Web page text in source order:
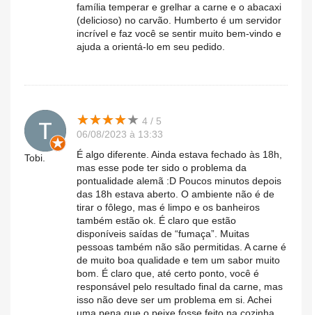
família temperar e grelhar a carne e o abacaxi
(delicioso) no carvão. Humberto é um servidor
incrível e faz você se sentir muito bem-vindo e
ajuda a orientá-lo em seu pedido.
Tobi.
★★★★★
★★★★★ 4 / 5
06/08/2023 à 13:33
É algo diferente. Ainda estava fechado às 18h,
mas esse pode ter sido o problema da
pontualidade alemã :D Poucos minutos depois
das 18h estava aberto. O ambiente não é de
tirar o fôlego, mas é limpo e os banheiros
também estão ok. É claro que estão
disponíveis saídas de “fumaça”. Muitas
pessoas também não são permitidas. A carne é
de muito boa qualidade e tem um sabor muito
bom. É claro que, até certo ponto, você é
responsável pelo resultado final da carne, mas
isso não deve ser um problema em si. Achei